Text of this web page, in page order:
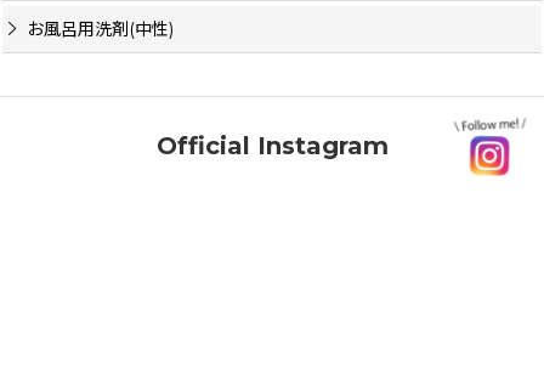
お風呂用洗剤(中性)
Official Instagram